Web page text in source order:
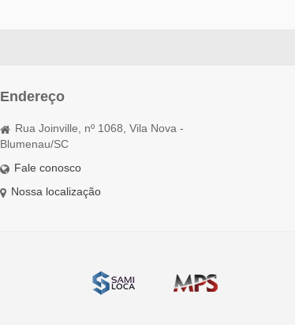
Endereço
Rua Joinville, nº 1068, Vila Nova -
Blumenau/SC
Fale conosco
Nossa localização